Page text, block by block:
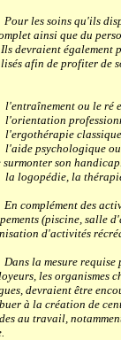
les soins qu'ils
ainsi que du
devraient également
afin de profiter de
ou le ré
classique
psychologique ou
surmonter son handicap.
la thérapie
complément des
(piscine, salle
d'activités
la mesure requise
les organismes
devraient être
à la création de
au travail,